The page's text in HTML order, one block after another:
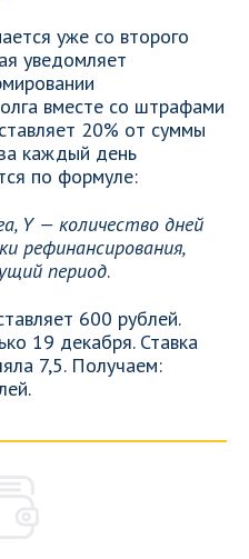
уже со второго
уведомляет
вместе со штрафами
20% от суммы
каждый день
по формуле:
Y — количество дней
рефинансирования,
период.
600 рублей.
19 декабря. Ставка
7,5. Получаем: